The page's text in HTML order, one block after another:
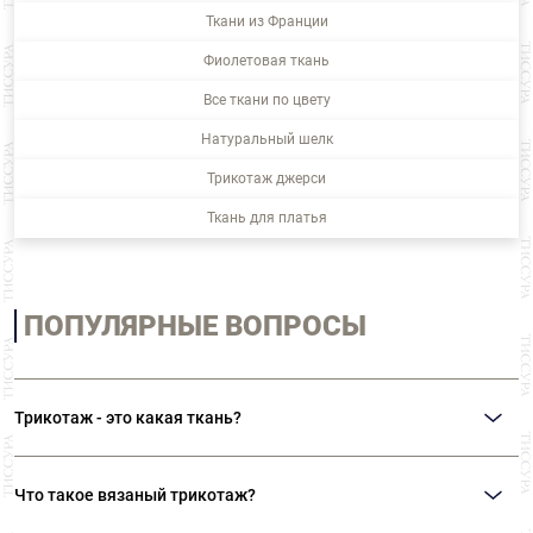
Ткани из Франции
Фиолетовая ткань
Все ткани по цвету
Натуральный шелк
Трикотаж джерси
Ткань для платья
ПОПУЛЯРНЫЕ ВОПРОСЫ
Трикотаж - это какая ткань?
процессе вязания, имеют сложное пространственное расположение.
ВАЖНО! Ткани ткут, а трикотаж вяжут. Поэтому никогда НЕ говорим
Что такое вязаный трикотаж?